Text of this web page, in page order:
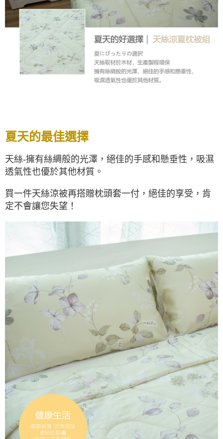
夏天的最佳選擇
天絲-擁有絲綢般的光澤，絕佳的手感和懸垂性，吸濕
透氣性也優於其他材質。
買一件天絲涼被再搭贈枕頭套一付，絕佳的享受，肯
定不會讓您失望！